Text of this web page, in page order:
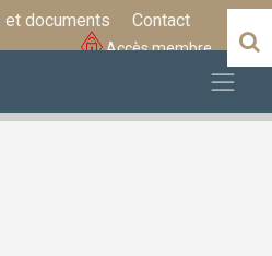
documents Contact
Accès membre